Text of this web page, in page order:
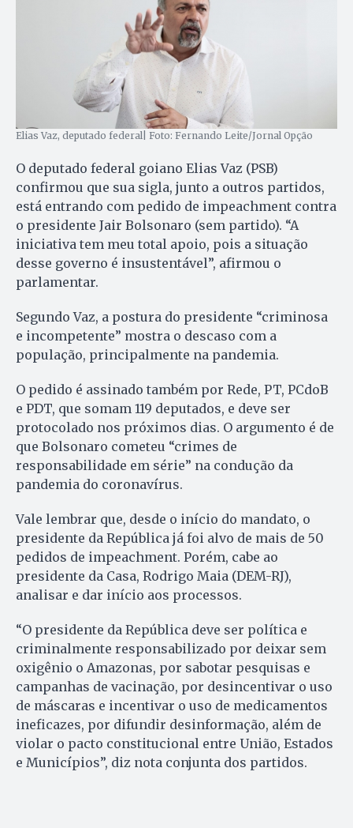
Elias Vaz, deputado federal| Foto: Fernando Leite/Jornal Opção
O deputado federal goiano Elias Vaz (PSB)
confirmou que sua sigla, junto a outros partidos,
está entrando com pedido de impeachment contra
o presidente Jair Bolsonaro (sem partido). “A
iniciativa tem meu total apoio, pois a situação
desse governo é insustentável”, afirmou o
parlamentar.
Segundo Vaz, a postura do presidente “criminosa
e incompetente” mostra o descaso com a
população, principalmente na pandemia.
O pedido é assinado também por Rede, PT, PCdoB
e PDT, que somam 119 deputados, e deve ser
protocolado nos próximos dias. O argumento é de
que Bolsonaro cometeu “crimes de
responsabilidade em série” na condução da
pandemia do coronavírus.
Vale lembrar que, desde o início do mandato, o
presidente da República já foi alvo de mais de 50
pedidos de impeachment. Porém, cabe ao
presidente da Casa, Rodrigo Maia (DEM-RJ),
analisar e dar início aos processos.
“O presidente da República deve ser política e
criminalmente responsabilizado por deixar sem
oxigênio o Amazonas, por sabotar pesquisas e
campanhas de vacinação, por desincentivar o uso
de máscaras e incentivar o uso de medicamentos
ineficazes, por difundir desinformação, além de
violar o pacto constitucional entre União, Estados
e Municípios”, diz nota conjunta dos partidos.